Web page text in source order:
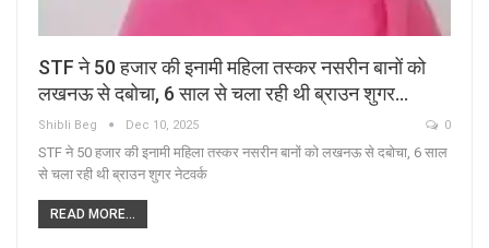
STF ने 50 हजार की इनामी महिला तस्कर नसरीन बानों को
लखनऊ से दबोचा, 6 साल से चला रही थी ब्राउन शुगर…
Shibli Beg Dec 10, 2025 0
STF ने 50 हजार की इनामी महिला तस्कर नसरीन बानों को लखनऊ से दबोचा, 6 साल
से चला रही थी ब्राउन शुगर नेटवर्क
READ MORE...